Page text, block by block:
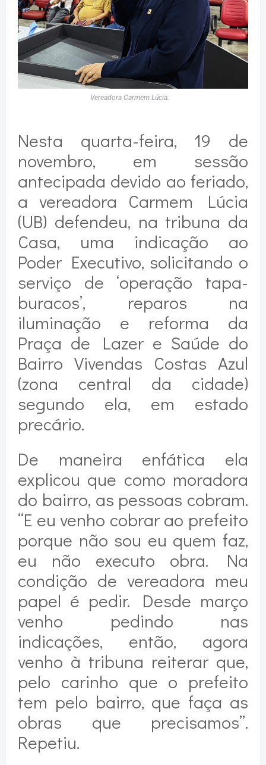
Vereadora Carmem Lúcia.
Nesta quarta-feira, 19 de
novembro, em sessão
antecipada devido ao feriado,
a vereadora Carmem Lúcia
(UB) defendeu, na tribuna da
Casa, uma indicação ao
Poder Executivo, solicitando o
serviço de ‘operação tapa-
buracos’, reparos na
iluminação e reforma da
Praça de Lazer e Saúde do
Bairro Vivendas Costas Azul
(zona central da cidade)
segundo ela, em estado
precário.
De maneira enfática ela
explicou que como moradora
do bairro, as pessoas cobram.
“E eu venho cobrar ao prefeito
porque não sou eu quem faz,
eu não executo obra. Na
condição de vereadora meu
papel é pedir. Desde março
venho pedindo nas
indicações, então, agora
venho à tribuna reiterar que,
pelo carinho que o prefeito
tem pelo bairro, que faça as
obras que precisamos”.
Repetiu.